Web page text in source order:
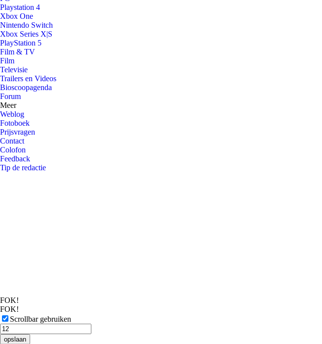
Playstation 4
Xbox One
Nintendo Switch
Xbox Series X|S
PlayStation 5
Film & TV
Film
Televisie
Trailers en Videos
Bioscoopagenda
Forum
Meer
Weblog
Fotoboek
Prijsvragen
Contact
Colofon
Feedback
Tip de redactie
FOK!
FOK!
Scrollbar gebruiken
opslaan